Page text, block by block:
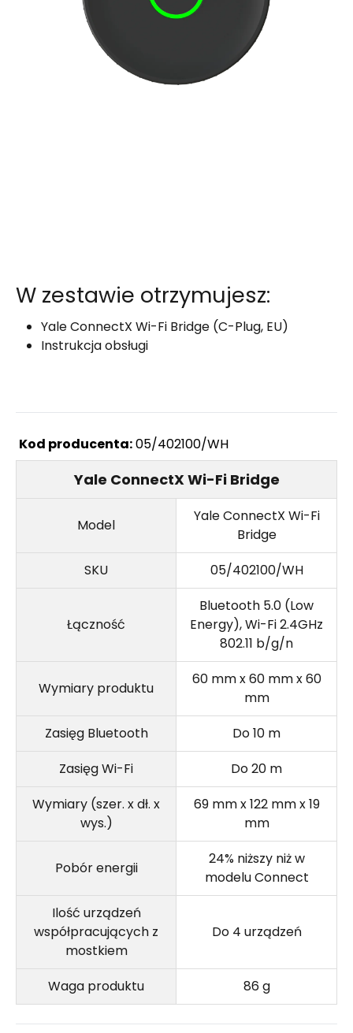
W zestawie otrzymujesz:
Yale ConnectX Wi-Fi Bridge (C-Plug, EU)
Instrukcja obsługi
Kod producenta:05/402100/WH
Yale ConnectX Wi-Fi Bridge
Model
Yale ConnectX Wi-Fi
Bridge
SKU
05/402100/WH
Łączność
Bluetooth 5.0 (Low
Energy), Wi-Fi 2.4GHz
802.11 b/g/n
Wymiary produktu
60 mm x 60 mm x 60
mm
Zasięg Bluetooth
Do 10 m
Zasięg Wi-Fi
Do 20 m
Wymiary (szer. x dł. x
wys.)
69 mm x 122 mm x 19
mm
Pobór energii
24% niższy niż w
modelu Connect
Ilość urządzeń
współpracujących z
mostkiem
Do 4 urządzeń
Waga produktu 86 g